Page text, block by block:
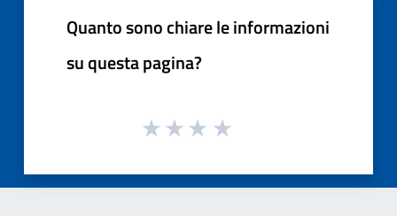
Quanto sono chiare le informazioni
su questa pagina?